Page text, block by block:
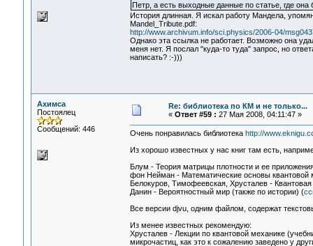
Петр, а есть выходные данные по статье, где она
История длинная. Я искал работу Мандела,
Mandel_Tribute.pdf:
http://www.archivum.info/sci.physics/2006-04/
Однако эта ссылка не работает. Возможно она
меня нет. Я послал "куда-то туда" запрос, но
написать? :-)))
Ахимса
Постоялец
Сообщений: 446
Re: библиотека по КМ и не только...
« Ответ #59 : 27 Мая 2008, 04:11:47 »
Очень понравилась библиотека http://
Из хорошо известных у нас книг там есть,
Блум - Теория матрицы плотности и ее
фон Нейман - Математические основы квантовой
Белокуров, Тимофеевская, Хрусталев -
Данин - Вероятностный мир (также по истории) (
Все версии djvu, одним файлом, содержат
Из менее известных рекомендую:
Хрусталев - Лекции по квантовой механике
микрочастиц, как это к сожалению заведено у